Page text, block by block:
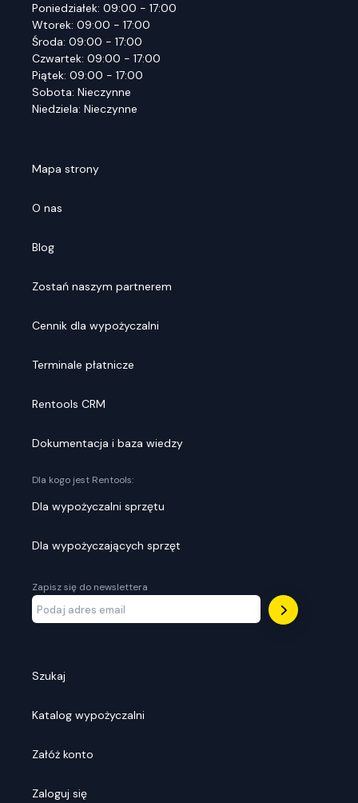
Poniedziałek: 09:00 - 17:00
Wtorek: 09:00 - 17:00
Środa: 09:00 - 17:00
Czwartek: 09:00 - 17:00
Piątek: 09:00 - 17:00
Sobota: Nieczynne
Niedziela: Nieczynne
Mapa strony
O nas
Blog
Zostań naszym partnerem
Cennik dla wypożyczalni
Terminale płatnicze
Rentools CRM
Dokumentacja i baza wiedzy
Dla kogo jest Rentools:
Dla wypożyczalni sprzętu
Dla wypożyczających sprzęt
Zapisz się do newslettera
Szukaj
Katalog wypożyczalni
Załóż konto
Zaloguj się